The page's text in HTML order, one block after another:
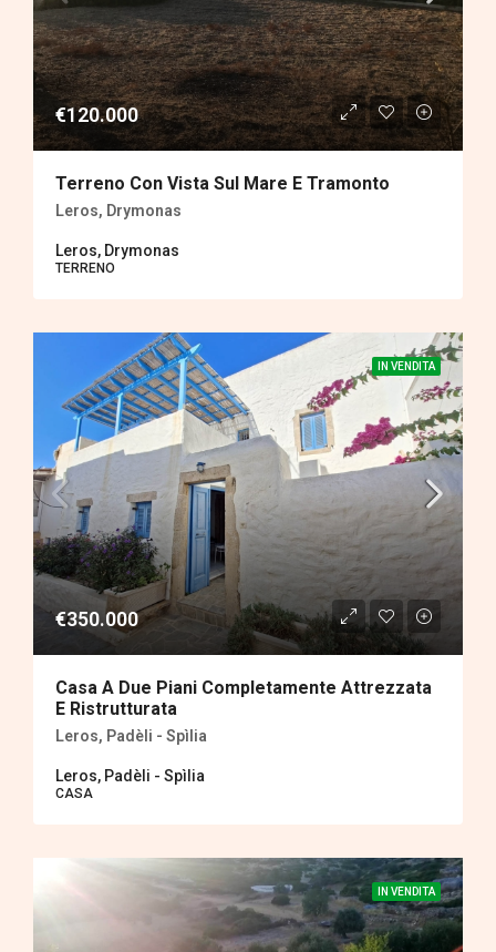
€120.000
Terreno Con Vista Sul Mare E Tramonto
Leros, Drymonas
Leros, Drymonas
TERRENΟ
IN VENDITA
€350.000
Casa A Due Piani Completamente Attrezzata
E Ristrutturata
Leros, Padèli - Spìlia
Leros, Padèli - Spìlia
CASA
IN VENDITA